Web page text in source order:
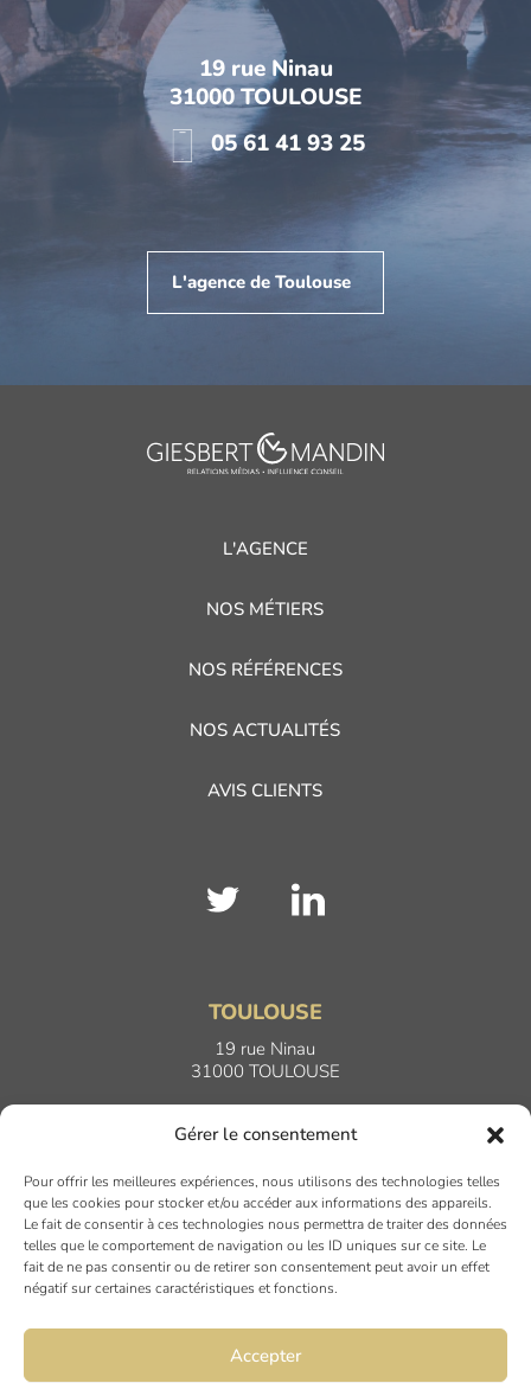
Gérer le consentement
Pour offrir les meilleures expériences, nous utilisons des technologies telles
que les cookies pour stocker et/ou accéder aux informations des appareils.
Le fait de consentir à ces technologies nous permettra de traiter des données
telles que le comportement de navigation ou les ID uniques sur ce site. Le
fait de ne pas consentir ou de retirer son consentement peut avoir un effet
négatif sur certaines caractéristiques et fonctions.
Accepter
19 rue Ninau
31000 TOULOUSE
05 61 41 93 25
L'agence de Toulouse
L'AGENCE
NOS MÉTIERS
NOS RÉFÉRENCES
NOS ACTUALITÉS
AVIS CLIENTS
TOULOUSE
19 rue Ninau
31000 TOULOUSE
DIJON
6 rue du Docteur Chaussier
21000 DIJON
NANTES
44000 Nantes